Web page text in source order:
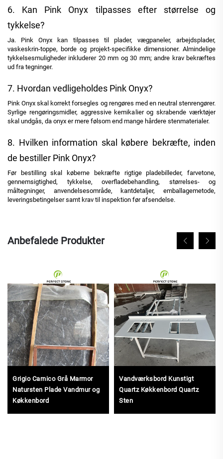
6. Kan Pink Onyx tilpasses efter størrelse og
tykkelse?
Ja. Pink Onyx kan tilpasses til plader, vægpaneler, arbejdsplader,
vaskeskrin-toppe, borde og projekt-specifikke dimensioner. Almindelige
tykkelsesmuligheder inkluderer 20 mm og 30 mm; andre krav bekræftes
ud fra tegninger.
7. Hvordan vedligeholdes Pink Onyx?
Pink Onyx skal korrekt forsegles og rengøres med en neutral stenrengører.
Syrlige rengøringsmidler, aggressive kemikalier og skrabende værktøjer
skal undgås, da onyx er mere følsom end mange hårdere stenmaterialer.
8. Hvilken information skal købere bekræfte, inden
de bestiller Pink Onyx?
Før bestilling skal køberne bekræfte rigtige pladebilleder, farvetone,
gennemsigtighed, tykkelse, overfladebehandling, størrelses- og
måltegninger, anvendelsesområde, kantdetaljer, emballagemetode,
leveringsbetingelser samt krav til inspektion før afsendelse.
Anbefalede Produkter
Grigio Carnico Grå Marmor
Natursten Plade Vandmur og
Køkkenbord
Vandværksbord Kunstigt
Quartz Køkkenbord Quartz
Sten